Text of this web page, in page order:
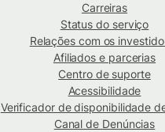
Carreiras
Status do serviço
Relações com os
Afiliados e parcerias
Centro de suporte
Acessibilidade
Verificador de disponibilidade
Canal de Denúncias